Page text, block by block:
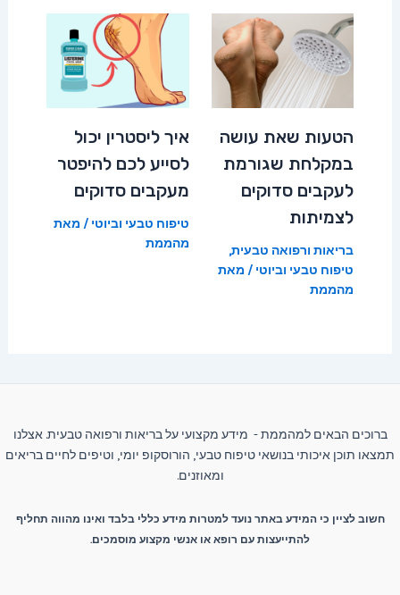
הטעות שאת עושה
במקלחת שגורמת
לעקבים סדוקים
לצמיתות
בריאות ורפואה טבעית,
טיפוח טבעי וביוטי / מאת
מהממת
איך ליסטרין יכול
לסייע לכם להיפטר
מעקבים סדוקים
טיפוח טבעי וביוטי / מאת
מהממת
ברוכים הבאים למהממת - מידע מקצועי על בריאות ורפואה טבעית. אצלנו
תמצאו תוכן איכותי בנושאי טיפוח טבעי, הורוסקופ יומי, וטיפים לחיים בריאים
ומאוזנים.
חשוב לציין כי המידע באתר נועד למטרות מידע כללי בלבד ואינו מהווה תחליף
להתייעצות עם רופא או אנשי מקצוע מוסמכים.